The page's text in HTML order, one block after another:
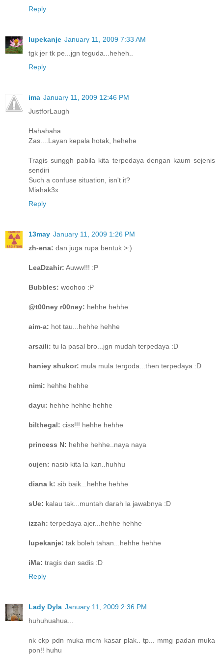
Reply
lupekanje January 11, 2009 7:33 AM
tgk jer tk pe...jgn teguda...heheh..
Reply
ima January 11, 2009 12:46 PM
JustforLaugh
Hahahaha
Zas....Layan kepala hotak, hehehe
Tragis sunggh pabila kita terpedaya dengan kaum sejenis
sendiri
Such a confuse situation, isn't it?
Miahak3x
Reply
13may January 11, 2009 1:26 PM
zh-ena: dan juga rupa bentuk >:)
LeaDzahir: Auww!!! :P
Bubbles: woohoo :P
@t00ney r00ney: hehhe hehhe
aim-a: hot tau...hehhe hehhe
arsaili: tu la pasal bro...jgn mudah terpedaya :D
haniey shukor: mula mula tergoda...then terpedaya :D
nimi: hehhe hehhe
dayu: hehhe hehhe hehhe
bilthegal: ciss!!! hehhe hehhe
princess N: hehhe hehhe..naya naya
cujen: nasib kita la kan..huhhu
diana k: sib baik...hehhe hehhe
sUe: kalau tak...muntah darah la jawabnya :D
izzah: terpedaya ajer...hehhe hehhe
lupekanje: tak boleh tahan...hehhe hehhe
iMa: tragis dan sadis :D
Reply
Lady Dyla January 11, 2009 2:36 PM
huhuhuahua...
nk ckp pdn muka mcm kasar plak.. tp... mmg padan muka
pon!! huhu